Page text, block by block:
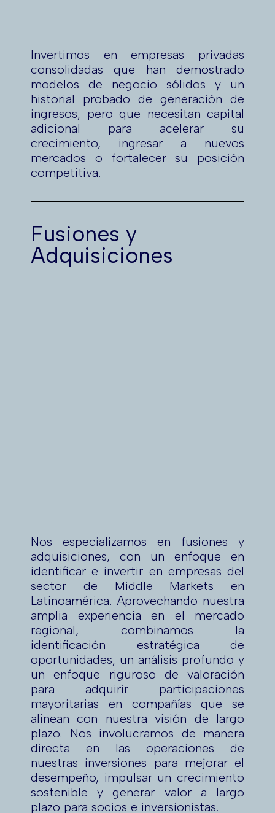
Invertimos en empresas privadas
consolidadas que han demostrado
modelos de negocio sólidos y un
historial probado de generación de
ingresos, pero que necesitan capital
adicional para acelerar su
crecimiento, ingresar a nuevos
mercados o fortalecer su posición
competitiva.
Fusiones y
Adquisiciones
Nos especializamos en fusiones y
adquisiciones, con un enfoque en
identificar e invertir en empresas del
sector de Middle Markets en
Latinoamérica. Aprovechando nuestra
amplia experiencia en el mercado
regional, combinamos la
identificación estratégica de
oportunidades, un análisis profundo y
un enfoque riguroso de valoración
para adquirir participaciones
mayoritarias en compañías que se
alinean con nuestra visión de largo
plazo. Nos involucramos de manera
directa en las operaciones de
nuestras inversiones para mejorar el
desempeño, impulsar un crecimiento
sostenible y generar valor a largo
plazo para socios e inversionistas.